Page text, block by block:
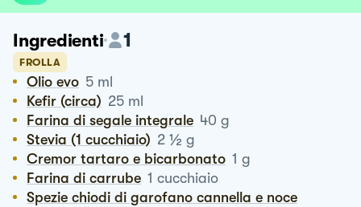
Ingredienti 1
FROLLA
Olio evo 5 ml
Kefir (circa) 25 ml
Farina di segale integrale 40 g
Stevia (1 cucchiaio) 2 ½ g
Cremor tartaro e bicarbonato 1 g
Farina di carrube 1 cucchiaio
Spezie chiodi di garofano cannella e noce